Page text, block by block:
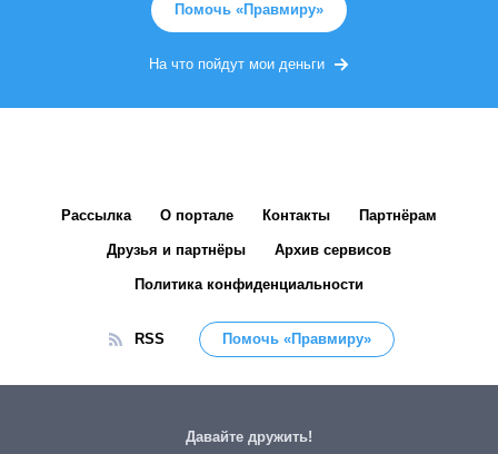
Помочь «Правмиру»
На что пойдут мои деньги
Рассылка О портале Контакты Партнёрам
Друзья и партнёры Архив сервисов
Политика конфиденциальности
RSS Помочь «Правмиру»
Давайте дружить!